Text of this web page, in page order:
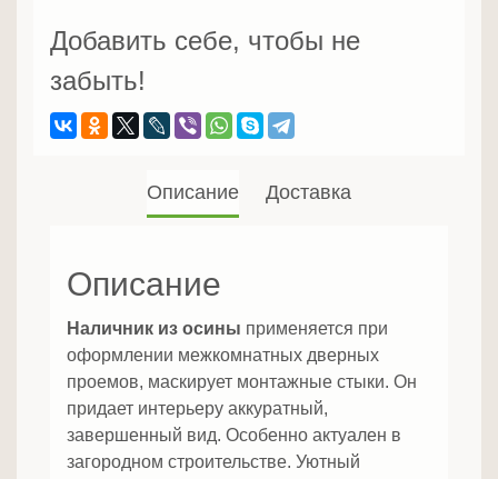
Добавить себе, чтобы не
забыть!
Описание Доставка
Описание
Наличник из осины применяется при
оформлении межкомнатных дверных
проемов, маскирует монтажные стыки. Он
придает интерьеру аккуратный,
завершенный вид. Особенно актуален в
загородном строительстве. Уютный